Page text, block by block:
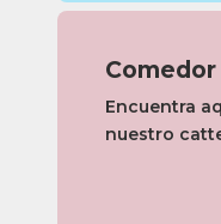
Comedor
Encuentra
nuestro